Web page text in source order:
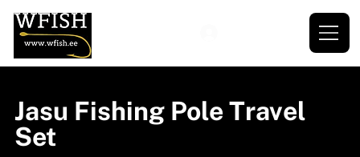
Jasu Fishing Pole Travel
Set